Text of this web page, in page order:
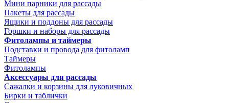
Мини парники для рассады
Пакеты для рассады
Ящики и поддоны для рассады
Горшки и наборы для рассады
Фитолампы и таймеры
Подставки и провода для фитоламп
Таймеры
Фитолампы
Аксессуары для рассады
Сажалки и корзины для луковичных
Бирки и таблички